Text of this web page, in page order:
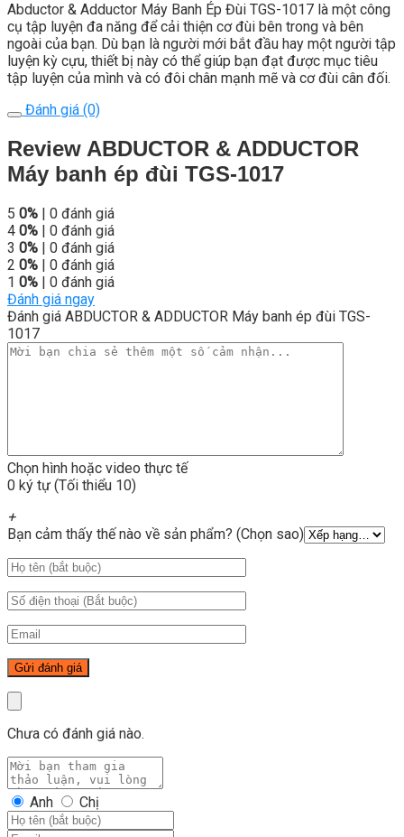
Abductor & Adductor Máy Banh Ép Đùi TGS-1017 là một công
cụ tập luyện đa năng để cải thiện cơ đùi bên trong và bên
ngoài của bạn. Dù bạn là người mới bắt đầu hay một người tập
luyện kỳ cựu, thiết bị này có thể giúp bạn đạt được mục tiêu
tập luyện của mình và có đôi chân mạnh mẽ và cơ đùi cân đối.
Đánh giá (0)
Review ABDUCTOR & ADDUCTOR
Máy banh ép đùi TGS-1017
5 0% | 0 đánh giá
4 0% | 0 đánh giá
3 0% | 0 đánh giá
2 0% | 0 đánh giá
1 0% | 0 đánh giá
Đánh giá ngay
Đánh giá ABDUCTOR & ADDUCTOR Máy banh ép đùi TGS-
1017
Chọn hình hoặc video thực tế
0 ký tự (Tối thiểu 10)
+
Bạn cảm thấy thế nào về sản phẩm? (Chọn sao)
Chưa có đánh giá nào.
Anh Chị